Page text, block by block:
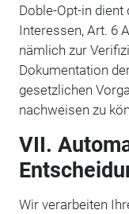
Doble-Opt-in
Interessen, Art. 6
nämlich zur
Dokumentation
gesetzlichen
nachweisen zu
VII.
Wir verarbeiten